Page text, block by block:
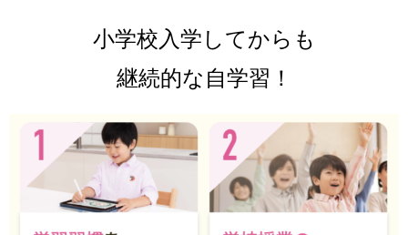
小学校入学してからも
継続的な自学習！